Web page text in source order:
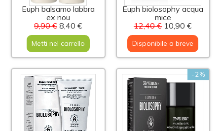
Euph balsamo labbra
ex nou
9,90 €8,40 €
Metti nel carrello
Euph biolosophy acqua
mice
12,40 € 10,90 €
Disponibile a breve
-2%